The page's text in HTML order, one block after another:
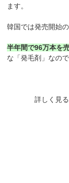
ます。
韓国では発売開始の
半年間で96万本を
な「発毛剤」なの
詳しく